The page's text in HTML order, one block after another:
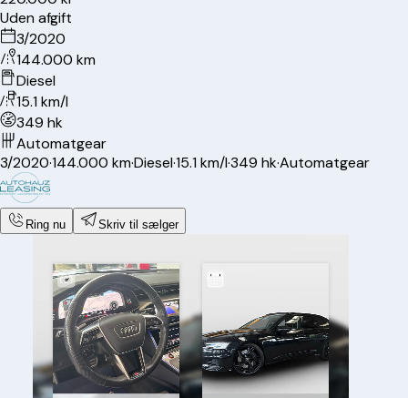
Uden afgift
3/2020
144.000 km
Diesel
15.1 km/l
349 hk
Automatgear
3/2020·144.000 km·Diesel·15.1 km/l·349 hk·Automatgear
Ring nu Skriv til sælger